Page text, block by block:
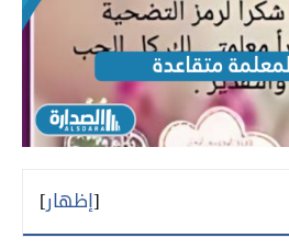
[إظهار]